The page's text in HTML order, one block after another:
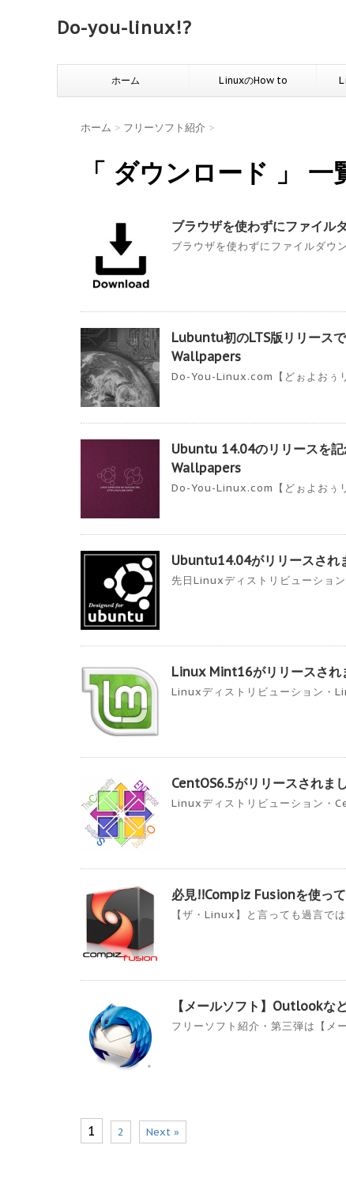
Do-you-linux!?
ホーム LinuxのHow to
ホーム > フリーソフト紹介 >
「 ダウンロード 」 一
ブラウザを使わずにファイル
ブラウザを使わずにファイルダウ
Lubuntu初のLTS版リリース
Wallpapers
Do-You-Linux.com【どぉよおぅ
Ubuntu 14.04のリリースを
Wallpapers
Do-You-Linux.com【どぉよおぅ
Ubuntu14.04がリリースされ
先日Linuxディストリビューショ
Linux Mint16がリリースさ
Linuxディストリビューション・
CentOS6.5がリリースされま
Linuxディストリビューション・
必見!!Compiz Fusionを使っ
【ザ・Linux】と言っても過言で
【メールソフト】Outlookな
フリーソフト紹介・第三弾は【
1 2 Next »